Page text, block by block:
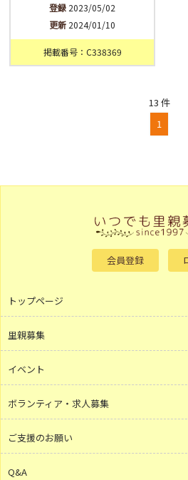
登録 2023/05/02
更新 2024/01/10
掲載番号：C338369
13 件
1
会員登録
トップページ
里親募集
イベント
ボランティア・求人募集
ご支援のお願い
Q&A